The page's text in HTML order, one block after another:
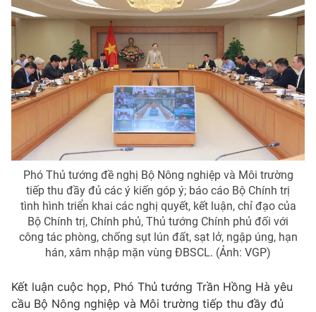
Phó Thủ tướng đề nghị Bộ Nông nghiệp và Môi trường
tiếp thu đầy đủ các ý kiến góp ý; báo cáo Bộ Chính trị
tình hình triển khai các nghị quyết, kết luận, chỉ đạo của
Bộ Chính trị, Chính phủ, Thủ tướng Chính phủ đối với
công tác phòng, chống sụt lún đất, sạt lở, ngập úng, hạn
hán, xâm nhập mặn vùng ĐBSCL. (Ảnh: VGP)
Kết luận cuộc họp, Phó Thủ tướng Trần Hồng Hà yêu
cầu Bộ Nông nghiệp và Môi trường tiếp thu đầy đủ